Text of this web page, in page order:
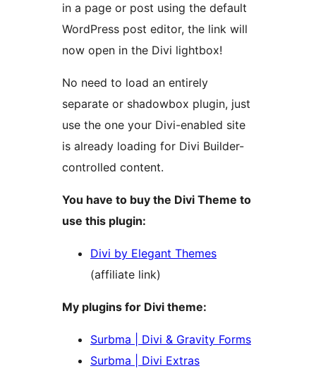
in a page or post using the default
WordPress post editor, the link will
now open in the Divi lightbox!
No need to load an entirely
separate or shadowbox plugin, just
use the one your Divi-enabled site
is already loading for Divi Builder-
controlled content.
You have to buy the Divi Theme to
use this plugin:
Divi by Elegant Themes
(affiliate link)
My plugins for Divi theme:
Surbma | Divi & Gravity Forms
Surbma | Divi Extras